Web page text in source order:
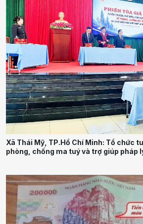
Xã Thái Mỹ, TP.Hồ Chí Minh: Tổ chức
phòng, chống ma tuý và trợ giúp pháp